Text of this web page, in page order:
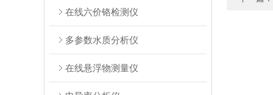
在线六价铬检测仪
多参数水质分析仪
在线悬浮物测量仪